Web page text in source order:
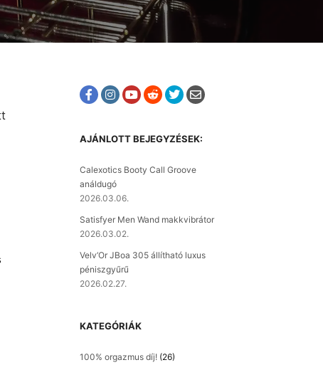
AJÁNLOTT BEJEGYZÉSEK:
Calexotics Booty Call Groove
análdugó
2026.03.06.
Satisfyer Men Wand makkvibrátor
2026.03.02.
Velv’Or JBoa 305 állítható luxus
péniszgyűrű
2026.02.27.
KATEGÓRIÁK
100% orgazmus díj! (26)